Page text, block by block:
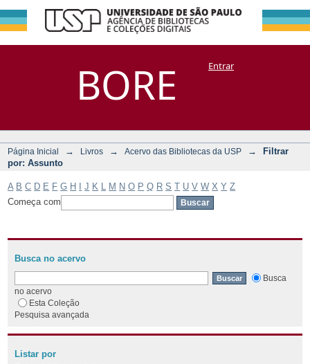
BORE
Filtrar por:
Assunto
DSpace/Manakin + CoriscoEntrar
Página Inicial → Livros → Acervo das Bibliotecas da USP →
Filtrar
por: Assunto
A B C D E F G H J K M N O P Q R S T U V W X Y Z
Começa com
Busca no acervo
Busca
no acervo
Esta Coleção
Pesquisa avançada
Listar por